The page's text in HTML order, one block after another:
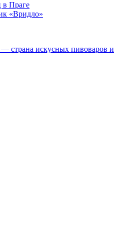
в Праге
«Вридло»
страна искусных пивоваров и